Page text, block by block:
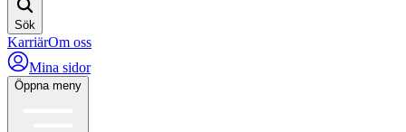
Sök
KarriärOm oss
Mina sidor
Öppna meny